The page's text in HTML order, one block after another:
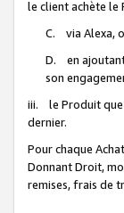
le client achète le
C. via Alexa,
D. en ajoutant
son
iii. le Produit que
dernier.
Pour chaque
Donnant Droit,
remises, frais de